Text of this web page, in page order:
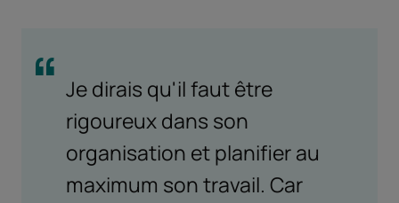
Je dirais qu'il faut être
rigoureux dans son
organisation et planifier au
maximum son travail. Car